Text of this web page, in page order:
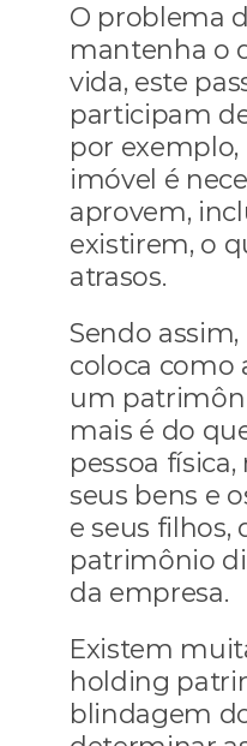
O problema
mantenha o
vida, este
participam
por
imóvel é
aprovem,
existirem, o
atrasos.
Sendo
coloca como
um
mais é do
pessoa
seus bens e
e seus filhos,
patrimônio
da empresa.
Existem
holding
blindagem